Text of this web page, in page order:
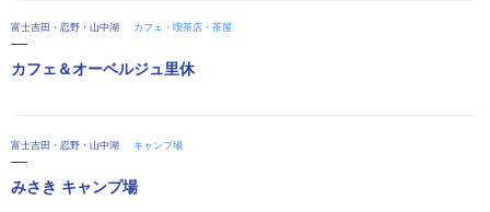
富士吉田・忍野・山中湖 カフェ・喫茶店・茶屋
カフェ＆オーベルジュ里休
富士吉田・忍野・山中湖 キャンプ場
みさき キャンプ場